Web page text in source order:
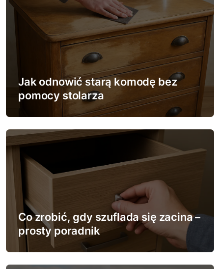
i
s
u
Jak odnowić starą komodę bez
pomocy stolarza
Co zrobić, gdy szuflada się zacina –
prosty poradnik